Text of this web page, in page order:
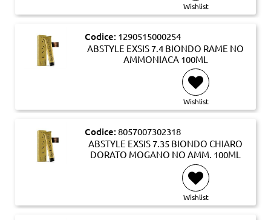
Wishlist
Codice: 1290515000254
ABSTYLE EXSIS 7.4 BIONDO RAME NO
AMMONIACA 100ML
Wishlist
Codice: 8057007302318
ABSTYLE EXSIS 7.35 BIONDO CHIARO
DORATO MOGANO NO AMM. 100ML
Wishlist